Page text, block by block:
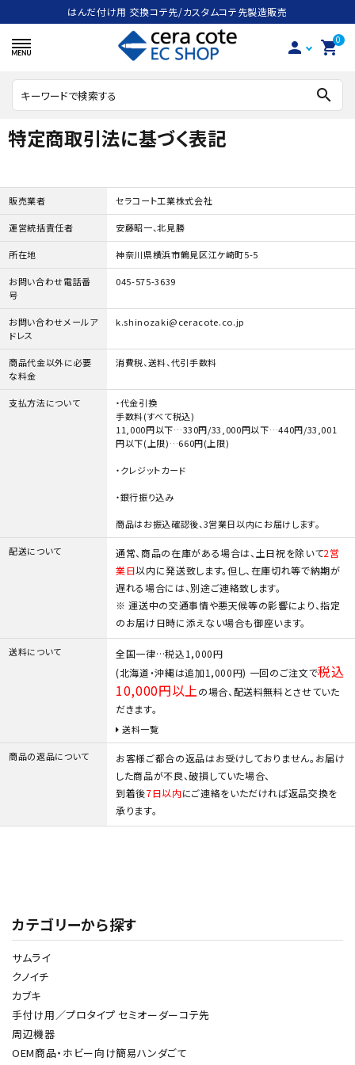
はんだ付け用 交換コテ先/カスタムコテ先製造販売
person 0
shopping_cart
search
ACCOUNT MENU
ようこそ ゲスト 様
meeting_room ログイン person 会員登録
ハンダごて
シリーズ・OEM商品
お問い合わせ
特定商取引法について
call
特定商取引法に基づく表記
販売業者 セラコート工業株式会社
運営統括責任者 安藤昭一、北見勝
所在地 神奈川県横浜市鶴見区江ケ崎町5-5
お問い合わせ電話番
号
045-575-3639
お問い合わせメールア
ドレス
k.shinozaki@ceracote.co.jp
商品代金以外に必要
な料金
消費税、送料、代引手数料
支払方法について
・代金引換
手数料(すべて税込)
11,000円以下…330円/33,000円以下…440円/33,001
円以下(上限)…660円(上限)
・クレジットカード
・銀行振り込み
商品はお振込確認後、3営業日以内にお届けします。
配送について 通常、商品の在庫がある場合は、土日祝を除いて2営
業日以内に発送致します。但し、在庫切れ等で納期が
遅れる場合には、別途ご連絡致します。
※ 運送中の交通事情や悪天候等の影響により、指定
のお届け日時に添えない場合も御座います。
送料について
全国一律…税込1,000円
(北海道・沖縄は追加1,000円) 一回のご注文で税込
10,000円以上の場合、配送料無料とさせていた
だきます。
送料一覧
商品の返品について
お客様ご都合の返品はお受けしておりません。お届け
した商品が不良、破損していた場合、
到着後7日以内にご連絡をいただければ返品交換を
承ります。
カテゴリーから探す
サムライ
クノイチ
カブキ
手付け用／プロタイプ セミオーダーコテ先
周辺機器
OEM商品・ホビー向け簡易ハンダごて